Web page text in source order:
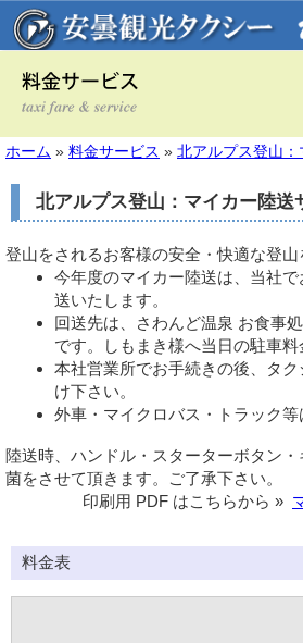
ホーム » 料金サービス » 北アルプス登山：
北アルプス登山：マイカー陸送
登山をされるお客様の安全・快適な登山
今年度のマイカー陸送は、当社
送いたします。
回送先は、さわんど温泉 お食事
です。しもまき様へ当日の駐車料
本社営業所でお手続きの後、タ
け下さい。
外車・マイクロバス・トラック等
陸送時、ハンドル・スターターボタン
菌をさせて頂きます。ご了承下さい。
印刷用 PDF はこちらから »
料金表